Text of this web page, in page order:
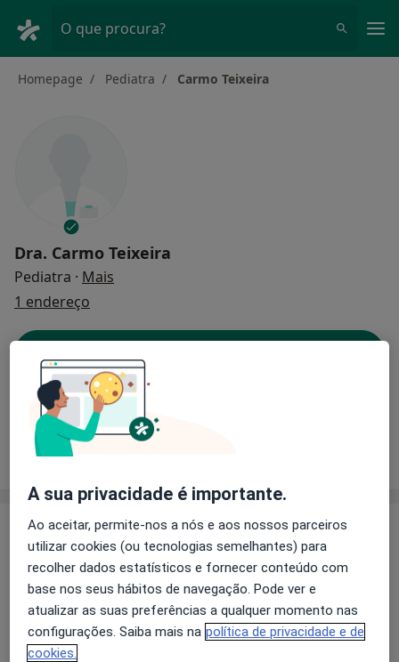
O que procura?
Homepage Pediatra Carmo Teixeira
Dra. Carmo Teixeira
Pediatra · Mais
1 endereço
Solicite um atendimento
Experiência
Experiência
Principais doenças tratadas
Transtornos Globais Do Desenvolvimento Infantil
Deficiências Do Desenvolvimento
Transtornos Do Comportamento Infantil
A sua privacidade é importante.
Ao aceitar, permite-nos a nós e aos nossos parceiros
utilizar cookies (ou tecnologias semelhantes) para
recolher dados estatísticos e fornecer conteúdo com
base nos seus hábitos de navegação. Pode ver e
atualizar as suas preferências a qualquer momento nas
configurações. Saiba mais na política de privacidade e de
cookies.